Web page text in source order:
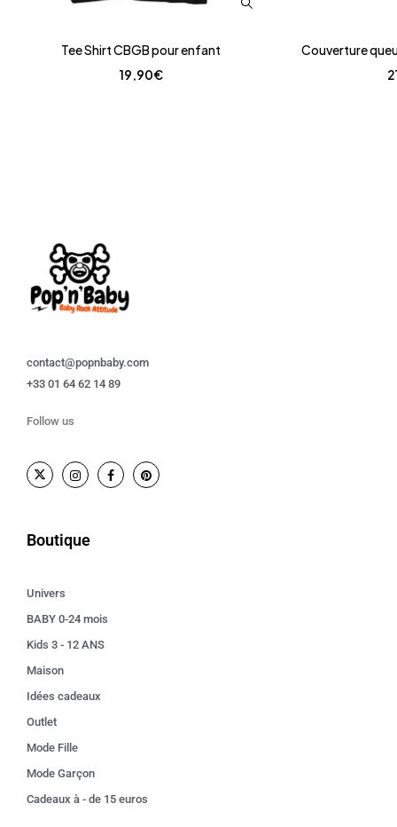
Tee Shirt CBGB pour enfant
19,90€
Couverture
contact@popnbaby.com
+33 01 64 62 14 89
Follow us
Boutique
Univers
BABY 0-24 mois
Kids 3 - 12 ANS
Maison
Idées cadeaux
Outlet
Mode Fille
Mode Garçon
Cadeaux à - de 15 euros